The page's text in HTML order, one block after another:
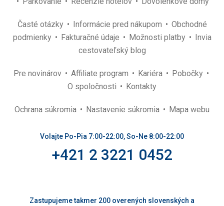
Časté otázky Informácie pred nákupom
Obchodné
podmienky
Fakturačné údaje Možnosti platby
Invia
cestovateľský blog
Pre novinárov Affiliate program Kariéra
Pobočky
O spoločnosti
Kontakty
Ochrana súkromia Nastavenie súkromia Mapa webu
Volajte Po-Pia 7:00-22:00, So-Ne 8:00-22:00
+421 2 3221 0452
Zastupujeme takmer 200 overených slovenských a